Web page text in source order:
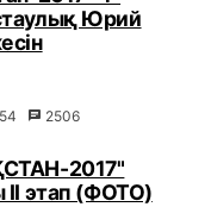
Юрий
2506
2017"
этап (ФОТО)